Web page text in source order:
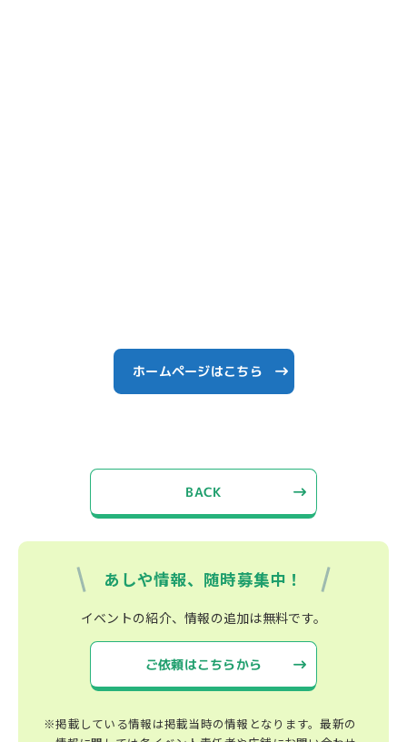
ホームページはこちら
BACK
あしや情報、随時募集中！
イベントの紹介、情報の追加は無料です。
ご依頼はこちらから
※掲載している情報は掲載当時の情報となります。最新の